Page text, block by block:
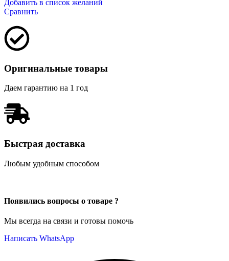
Добавить в список желаний
Сравнить
Оригинальные товары
Даем гарантию на 1 год
Быстрая доставка
Любым удобным способом
Появились вопросы о товаре ?
Мы всегда на связи и готовы помочь
Написать WhatsApp